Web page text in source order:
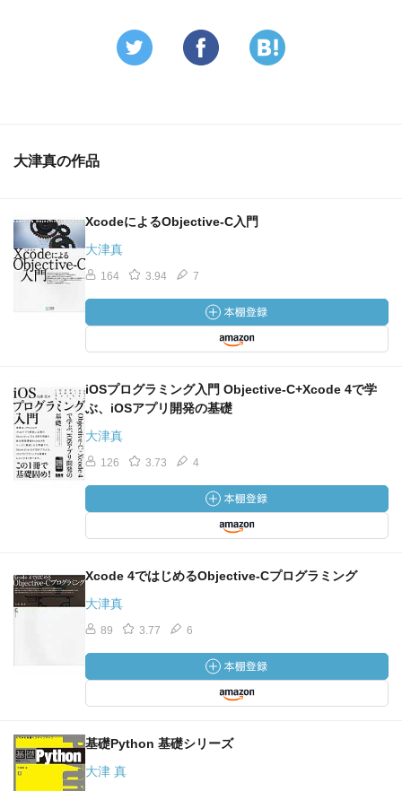
大津真の作品
XcodeによるObjective-C入門
大津真
164 3.94 7
iOSプログラミング入門 Objective‐C+Xcode 4で学
ぶ、iOSアプリ開発の基礎
大津真
126 3.73 4
Xcode 4ではじめるObjective-Cプログラミング
大津真
89 3.77 6
基礎Python 基礎シリーズ
大津 真